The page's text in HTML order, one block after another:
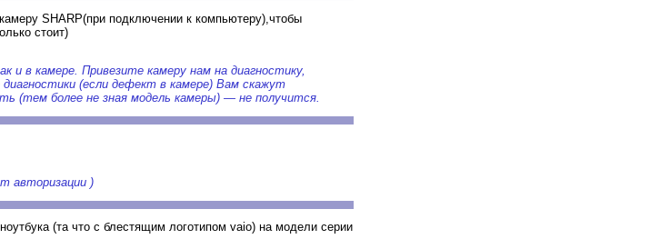
SHARP(при подключении к компьютеру),чтобы
стоит)
в камере. Привезите камеру нам на диагностику,
(если дефект в камере) Вам скажут
(тем более не зная модель камеры) — не получится.
авторизации )
(та что с блестящим логотипом vaio) на модели серии